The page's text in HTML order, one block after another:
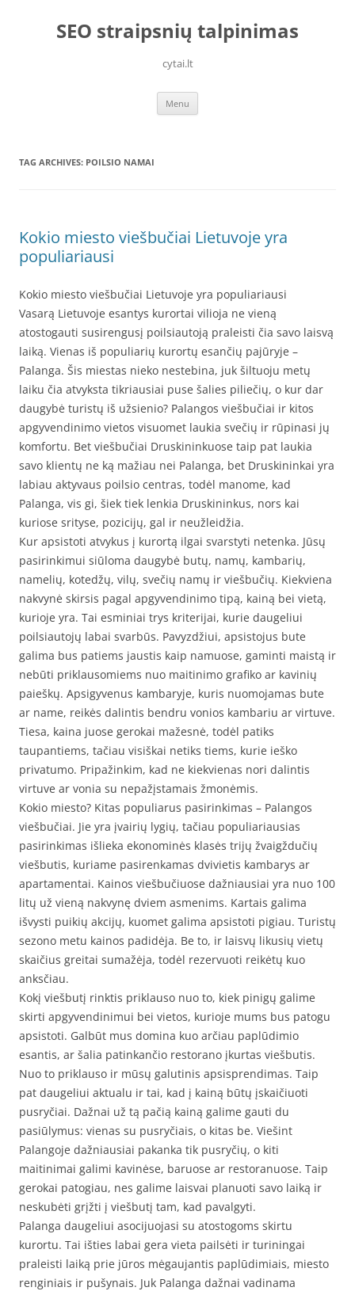
contentSEO straipsnių talpinimas
cytai.lt
Menu
TAG ARCHIVES: POILSIO NAMAI
Kokio miesto viešbučiai Lietuvoje yra
populiariausi
Kokio miesto viešbučiai Lietuvoje yra populiariausi
Vasarą Lietuvoje esantys kurortai vilioja ne vieną
atostogauti susirengusį poilsiautoją praleisti čia savo laisvą
laiką. Vienas iš populiarių kurortų esančių pajūryje –
Palanga. Šis miestas nieko nestebina, juk šiltuoju metų
laiku čia atvyksta tikriausiai puse šalies piliečių, o kur dar
daugybė turistų iš užsienio? Palangos viešbučiai ir kitos
apgyvendinimo vietos visuomet laukia svečių ir rūpinasi jų
komfortu. Bet viešbučiai Druskininkuose taip pat laukia
savo klientų ne ką mažiau nei Palanga, bet Druskininkai yra
labiau aktyvaus poilsio centras, todėl manome, kad
Palanga, vis gi, šiek tiek lenkia Druskininkus, nors kai
kuriose srityse, pozicijų, gal ir neužleidžia.
Kur apsistoti atvykus į kurortą ilgai svarstyti netenka. Jūsų
pasirinkimui siūloma daugybė butų, namų, kambarių,
namelių, kotedžų, vilų, svečių namų ir viešbučių. Kiekviena
nakvynė skirsis pagal apgyvendinimo tipą, kainą bei vietą,
kurioje yra. Tai esminiai trys kriterijai, kurie daugeliui
poilsiautojų labai svarbūs. Pavyzdžiui, apsistojus bute
galima bus patiems jaustis kaip namuose, gaminti maistą ir
nebūti priklausomiems nuo maitinimo grafiko ar kavinių
paieškų. Apsigyvenus kambaryje, kuris nuomojamas bute
ar name, reikės dalintis bendru vonios kambariu ar virtuve.
Tiesa, kaina juose gerokai mažesnė, todėl patiks
taupantiems, tačiau visiškai netiks tiems, kurie ieško
privatumo. Pripažinkim, kad ne kiekvienas nori dalintis
virtuve ar vonia su nepažįstamais žmonėmis.
Kokio miesto? Kitas populiarus pasirinkimas – Palangos
viešbučiai. Jie yra įvairių lygių, tačiau populiariausias
pasirinkimas išlieka ekonominės klasės trijų žvaigždučių
viešbutis, kuriame pasirenkamas dvivietis kambarys ar
apartamentai. Kainos viešbučiuose dažniausiai yra nuo 100
litų už vieną nakvynę dviem asmenims. Kartais galima
išvysti puikių akcijų, kuomet galima apsistoti pigiau. Turistų
sezono metu kainos padidėja. Be to, ir laisvų likusių vietų
skaičius greitai sumažėja, todėl rezervuoti reikėtų kuo
anksčiau.
Kokį viešbutį rinktis priklauso nuo to, kiek pinigų galime
skirti apgyvendinimui bei vietos, kurioje mums bus patogu
apsistoti. Galbūt mus domina kuo arčiau paplūdimio
esantis, ar šalia patinkančio restorano įkurtas viešbutis.
Nuo to priklauso ir mūsų galutinis apsisprendimas. Taip
pat daugeliui aktualu ir tai, kad į kainą būtų įskaičiuoti
pusryčiai. Dažnai už tą pačią kainą galime gauti du
pasiūlymus: vienas su pusryčiais, o kitas be. Viešint
Palangoje dažniausiai pakanka tik pusryčių, o kiti
maitinimai galimi kavinėse, baruose ar restoranuose. Taip
gerokai patogiau, nes galime laisvai planuoti savo laiką ir
neskubėti grįžti į viešbutį tam, kad pavalgyti.
Palanga daugeliui asocijuojasi su atostogoms skirtu
kurortu. Tai išties labai gera vieta pailsėti ir turiningai
praleisti laiką prie jūros mėgaujantis paplūdimiais, miesto
renginiais ir pušynais. Juk Palanga dažnai vadinama